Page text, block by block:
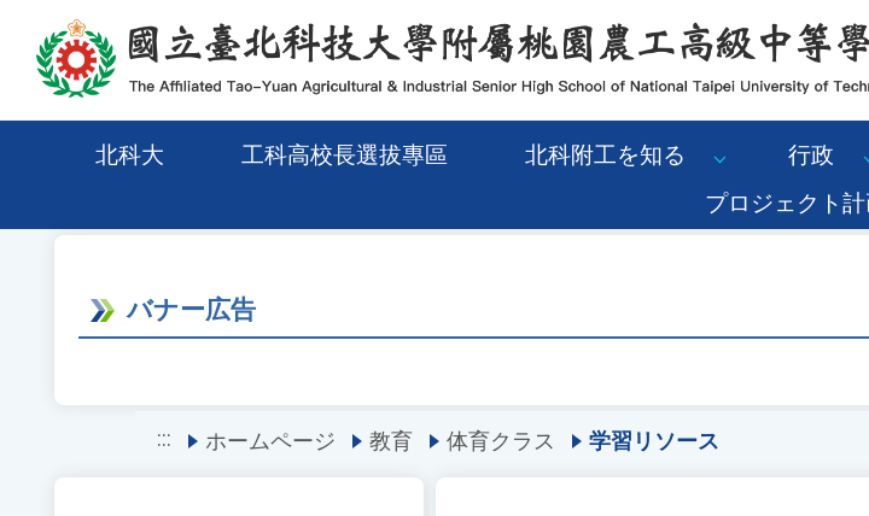
メインコンテンツエリアに移動
北科大 工科高校長選拔專區 北科附工を知る 行政
プロジェクト
バナー広告
::: ホームページ 教育 体育クラス 学習リソース